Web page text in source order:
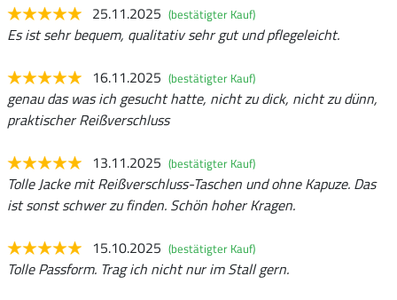
25.11.2025 (bestätigter Kauf)
Es ist sehr bequem, qualitativ sehr gut und pflegeleicht.
16.11.2025 (bestätigter Kauf)
genau das was ich gesucht hatte, nicht zu dick, nicht zu dünn,
praktischer Reißverschluss
13.11.2025 (bestätigter Kauf)
Tolle Jacke mit Reißverschluss-Taschen und ohne Kapuze. Das
ist sonst schwer zu finden. Schön hoher Kragen.
15.10.2025 (bestätigter Kauf)
Tolle Passform. Trag ich nicht nur im Stall gern.